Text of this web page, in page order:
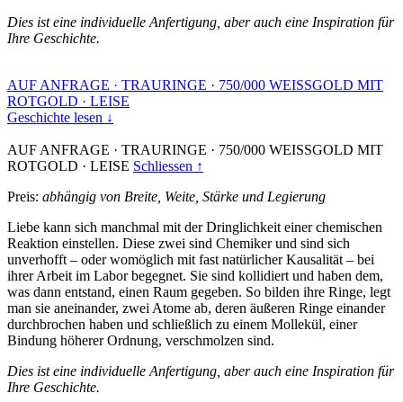
Dies ist eine individuelle Anfertigung, aber auch eine Inspiration für
Ihre Geschichte.
AUF ANFRAGE · TRAURINGE · 750/000 WEISSGOLD MIT
ROTGOLD · LEISE
Geschichte lesen ↓
AUF ANFRAGE · TRAURINGE · 750/000 WEISSGOLD MIT
ROTGOLD · LEISE Schliessen ↑
Preis: abhängig von Breite, Weite, Stärke und Legierung
Liebe kann sich manchmal mit der Dringlichkeit einer chemischen
Reaktion einstellen. Diese zwei sind Chemiker und sind sich
unverhofft – oder womöglich mit fast natürlicher Kausalität – bei
ihrer Arbeit im Labor begegnet. Sie sind kollidiert und haben dem,
was dann entstand, einen Raum gegeben. So bilden ihre Ringe, legt
man sie aneinander, zwei Atome ab, deren äußeren Ringe einander
durchbrochen haben und schließlich zu einem Mollekül, einer
Bindung höherer Ordnung, verschmolzen sind.
Dies ist eine individuelle Anfertigung, aber auch eine Inspiration für
Ihre Geschichte.